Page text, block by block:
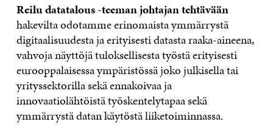
Reilu datatalous -teeman johtajan tehtävään
hakevilta odotamme erinomaista ymmärrystä
digitaalisuudesta ja erityisesti datasta raaka-aineena,
vahvoja näyttöjä tuloksellisesta työstä erityisesti
eurooppalaisessa ympäristössä joko julkisella tai
yrityssektorilla sekä ennakoivaa ja
innovaatiolähtöistä työskentelytapaa sekä
ymmärrystä datan käytöstä liiketoiminnassa.